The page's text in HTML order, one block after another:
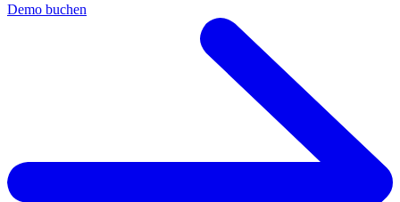
Demo buchen